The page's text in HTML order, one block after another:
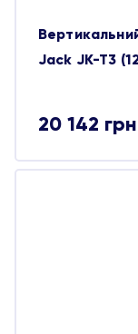
Jack JK-T3
20 142 грн